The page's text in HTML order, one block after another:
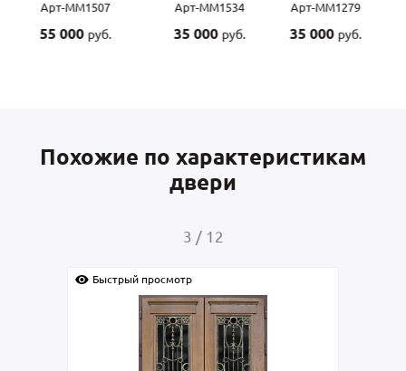
Арт-ММ1507
55 000 руб.
Арт-ММ1534
35 000 руб.
Арт-ММ1279
35 000 руб.
Похожие по характеристикам
двери
3 / 12
Быстрый просмотр